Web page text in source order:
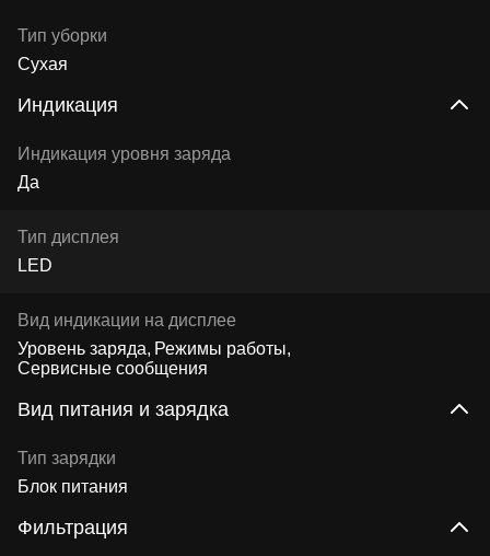
Тип уборки
Сухая
Индикация
Индикация уровня заряда
Да
Тип дисплея
LED
Вид индикации на дисплее
Уровень заряда Режимы работы
Сервисные сообщения
Вид питания и зарядка
Тип зарядки
Блок питания
Фильтрация